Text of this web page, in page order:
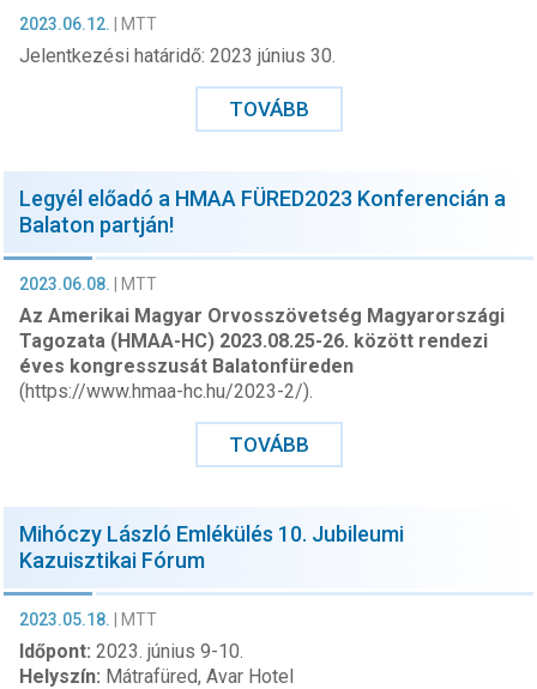
2023.06.12. MTT
Jelentkezési határidő: 2023 június 30.
TOVÁBB
Legyél előadó a HMAA FÜRED2023 Konferencián a
Balaton partján!
2023.06.08. MTT
Az Amerikai Magyar Orvosszövetség Magyarországi
Tagozata (HMAA-HC) 2023.08.25-26. között rendezi
éves kongresszusát Balatonfüreden
(https://www.hmaa-hc.hu/2023-2/).
TOVÁBB
Mihóczy László Emlékülés 10. Jubileumi
Kazuisztikai Fórum
2023.05.18. MTT
Időpont: 2023. június 9-10.
Helyszín: Mátrafüred, Avar Hotel